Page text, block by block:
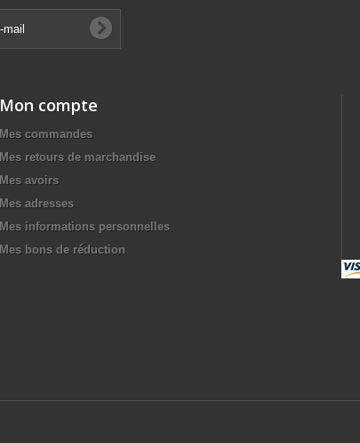
Mon compte
Mes commandes
Mes retours de marchandise
Mes avoirs
Mes adresses
Mes informations personnelles
Mes bons de réduction